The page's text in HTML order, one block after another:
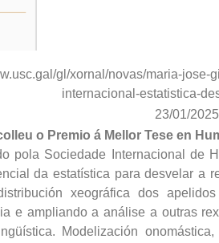
gl/xornal/novas/maria-
internacional-estatistica-
23/01/2025
o Premio á Mellor Tese en
pola Sociedade Internacional de
da estatística para desvelar a
xeográfica dos
e ampliando a análise a outras
Modelización